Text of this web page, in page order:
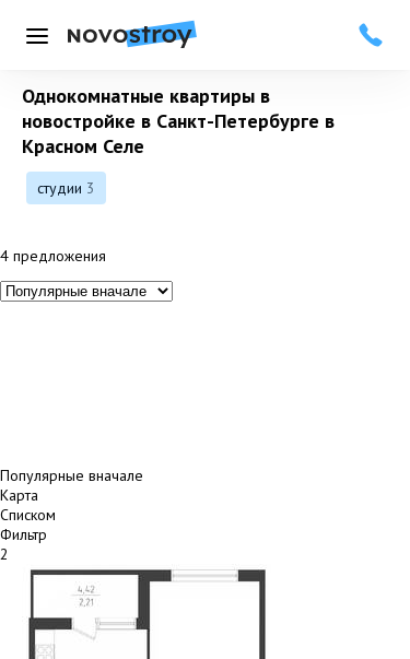
Меню
Однокомнатные квартиры в
новостройке в Санкт-Петербурге в
Красном Селе
студии 3
4 предложения
Популярные вначале
Карта
Списком
Фильтр
2